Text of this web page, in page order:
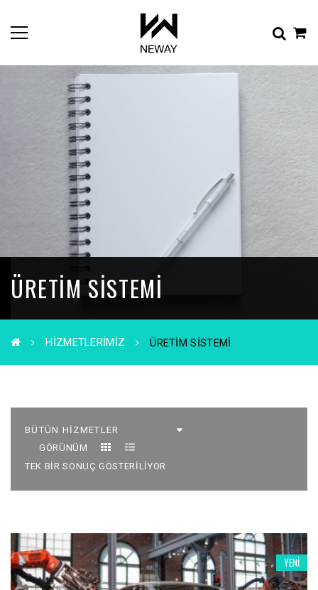
ÜRETIM SISTEMI
HIZMETLERIMIZ ÜRETIM SISTEMI
GÖRÜNÜM
TEK BIR SONUÇ GÖSTERILIYOR
YENI